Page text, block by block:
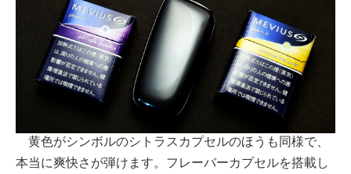
黄色がシンボルのシトラスカプセルのほうも同様で、
本当に爽快さが弾けます。フレーバーカプセルを搭載し